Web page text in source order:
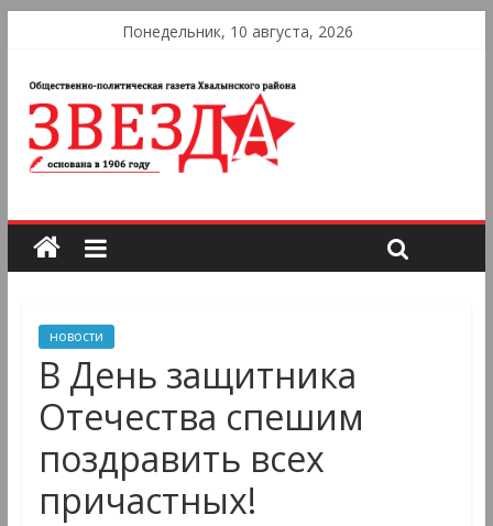
Понедельник, 10 августа, 2026
новости
В День защитника
Отечества спешим
поздравить всех
причастных!